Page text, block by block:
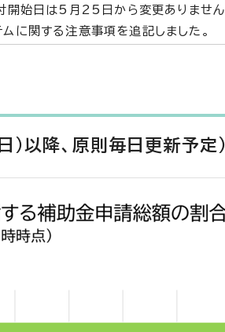
開始日は5月25日から変更ありません
に関する注意事項を追記しました。
以降、原則毎日更新予定）